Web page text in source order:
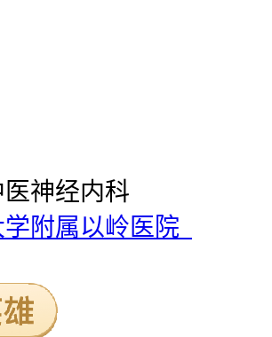
医神经内科
附属以岭医院